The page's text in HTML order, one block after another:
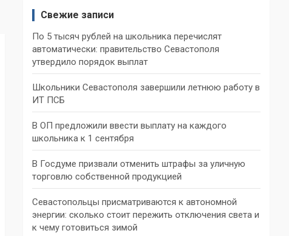
Свежие записи
По 5 тысяч рублей на школьника перечислят
автоматически: правительство Севастополя
утвердило порядок выплат
Школьники Севастополя завершили летнюю работу в
ИТ ПСБ
В ОП предложили ввести выплату на каждого
школьника к 1 сентября
В Госдуме призвали отменить штрафы за уличную
торговлю собственной продукцией
Севастопольцы присматриваются к автономной
энергии: сколько стоит пережить отключения света и
к чему готовиться зимой